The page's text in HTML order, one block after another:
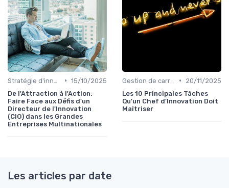
• 15/10/2025
De l'Attraction à l'Action:
Faire Face aux Défis d'un
Directeur de l'Innovation
(CIO) dans les Grandes
Entreprises Multinationales
•
20/11/2025
Les 10 Principales Tâches
Qu'un Chef d'Innovation Doit
Maîtriser
Les articles par date